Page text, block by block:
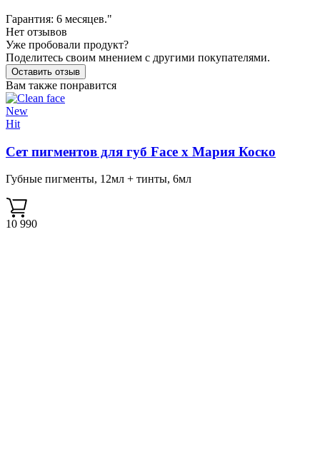
Гарантия: 6 месяцев."
Нет отзывов
Уже пробовали продукт?
Поделитесь своим мнением с другими покупателями.
Оставить отзыв
Вам также понравится
New
Hit
Сет пигментов для губ Face х Мария Коско
Губные пигменты, 12мл + тинты, 6мл
10 990